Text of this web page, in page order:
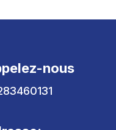
nous